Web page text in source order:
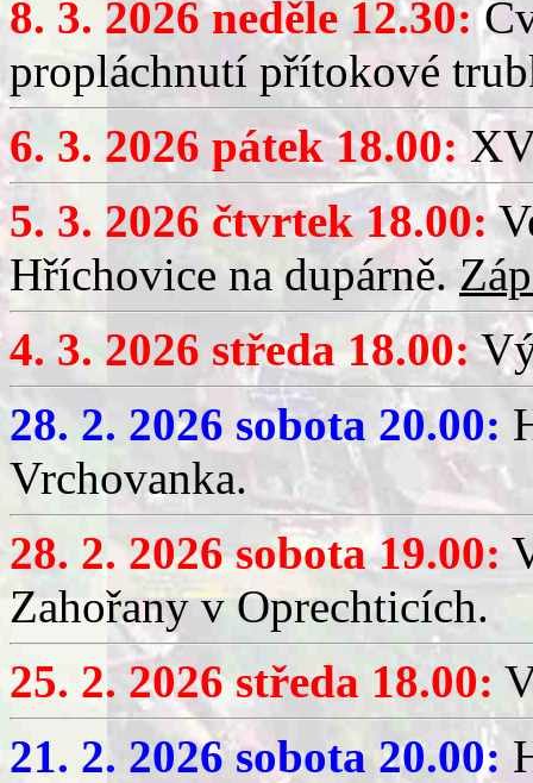
8. 3. 2026 neděle 12.30:
propláchnutí přítokové
6. 3. 2026 pátek 18.00:
5. 3. 2026 čtvrtek 18.00:
Hříchovice na dupárně.
4. 3. 2026 středa 18.00:
28. 2. 2026 sobota 20.00:
Vrchovanka.
28. 2. 2026 sobota 19.00:
Zahořany v Oprechticích.
25. 2. 2026 středa 18.00:
21. 2. 2026 sobota 20.00: